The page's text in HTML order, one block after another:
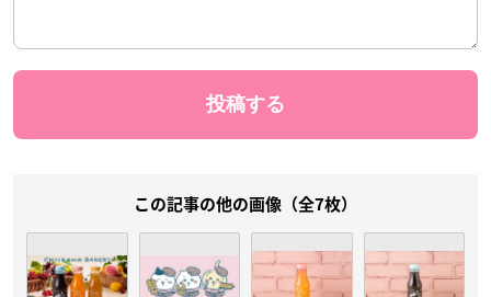
この記事の他の画像（全7枚）